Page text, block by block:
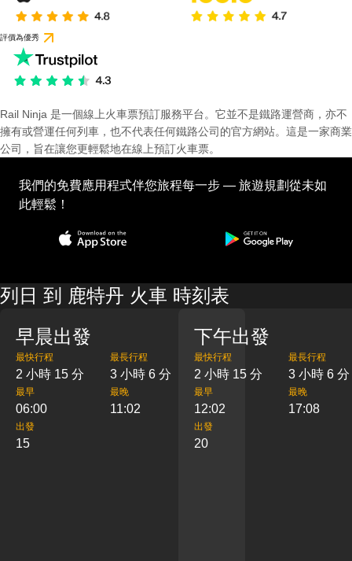
評價為優秀
Rail Ninja 是一個線上火車票預訂服務平台。它並不是鐵路運營商，亦不
擁有或營運任何列車，也不代表任何鐵路公司的官方網站。這是一家商業
公司，旨在讓您更輕鬆地在線上預訂火車票。
我們的免費應用程式伴您旅程每一步 — 旅遊規劃從未如
此輕鬆！
列日 到 鹿特丹 火車 時刻表
早晨出發
最快行程
2 小時 15 分
最長行程
3 小時 6 分
最早
06:00
最晚
11:02
出發
15
下午出發
最快行程
2 小時 15 分
最長行程
3 小時 6 分
最早
12:02
最晚
17:08
出發
20